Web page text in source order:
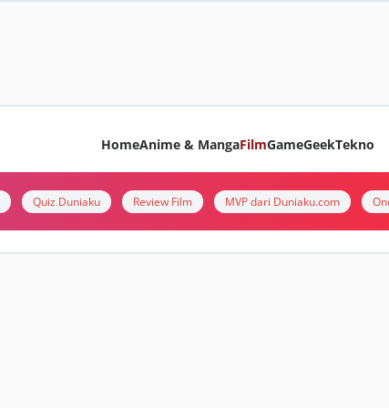
HomeAnime & MangaFilmGameGeekTekno
Quiz Duniaku Review Film MVP dari Duniaku.com